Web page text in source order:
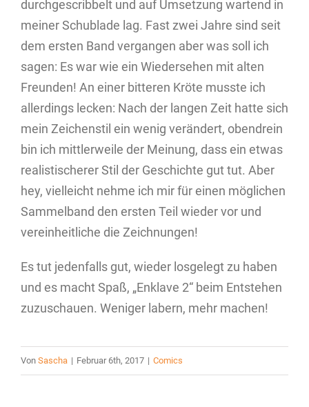
durchgescribbelt und auf Umsetzung wartend in
meiner Schublade lag. Fast zwei Jahre sind seit
dem ersten Band vergangen aber was soll ich
sagen: Es war wie ein Wiedersehen mit alten
Freunden! An einer bitteren Kröte musste ich
allerdings lecken: Nach der langen Zeit hatte sich
mein Zeichenstil ein wenig verändert, obendrein
bin ich mittlerweile der Meinung, dass ein etwas
realistischerer Stil der Geschichte gut tut. Aber
hey, vielleicht nehme ich mir für einen möglichen
Sammelband den ersten Teil wieder vor und
vereinheitliche die Zeichnungen!
Es tut jedenfalls gut, wieder losgelegt zu haben
und es macht Spaß, „Enklave 2“ beim Entstehen
zuzuschauen. Weniger labern, mehr machen!
Von Sascha | Februar 6th, 2017 | Comics